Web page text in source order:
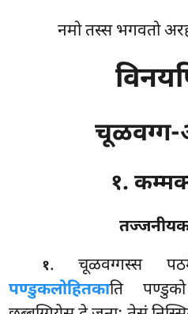
नमो तस्स भगवतो
चूळवग्ग-
१.
१. चूळवग्गस्स
पण्डुकलोहितकाति